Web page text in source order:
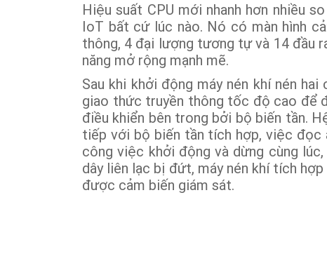
Hiệu suất CPU mới nhanh hơn nhiều
IoT bất cứ lúc nào. Nó có màn hình
thông, 4 đại lượng tương tự và 14 đầu
năng mở rộng mạnh mẽ.
Sau khi khởi động máy nén khí nén
giao thức truyền thông tốc độ cao để
điều khiển bên trong bởi bộ biến tần.
tiếp với bộ biến tần tích hợp, việc đọc
công việc khởi động và dừng cùng
dây liên lạc bị đứt, máy nén khí tích
được cảm biến giám sát.